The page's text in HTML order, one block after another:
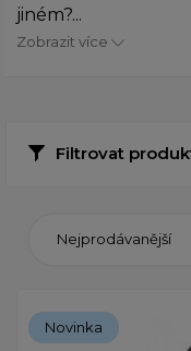
jiném?...
Zobrazit více
Filtrovat
Nejprodávanější
Novinka